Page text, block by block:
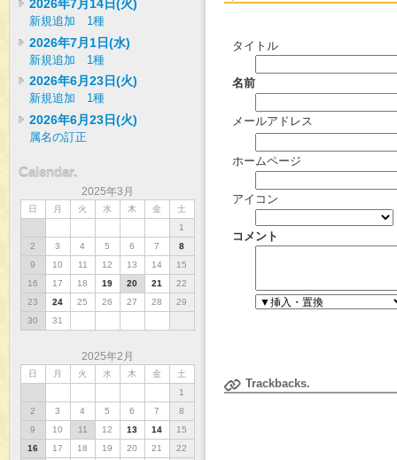
タイトル
名前
メールアドレス
ホームページ
アイコン
コメント
Trackbacks.
2026年7月14日(火)
新規追加 1種
2026年7月1日(水)
新規追加 1種
2026年6月23日(火)
新規追加 1種
2026年6月23日(火)
属名の訂正
Calendar.
2025年3月
日 月 火 水 木 金
土
1
2
3 4 5 6 7
8
9
10 11 12 13 14
15
16
17 18 19 20 21
22
23
24 25 26 27 28
29
30
31
2025年2月
日 月 火 水 木 金
土
1
2
3 4 5 6 7
8
9
10 11 12 13 14
15
16
17 18 19 20 21
22